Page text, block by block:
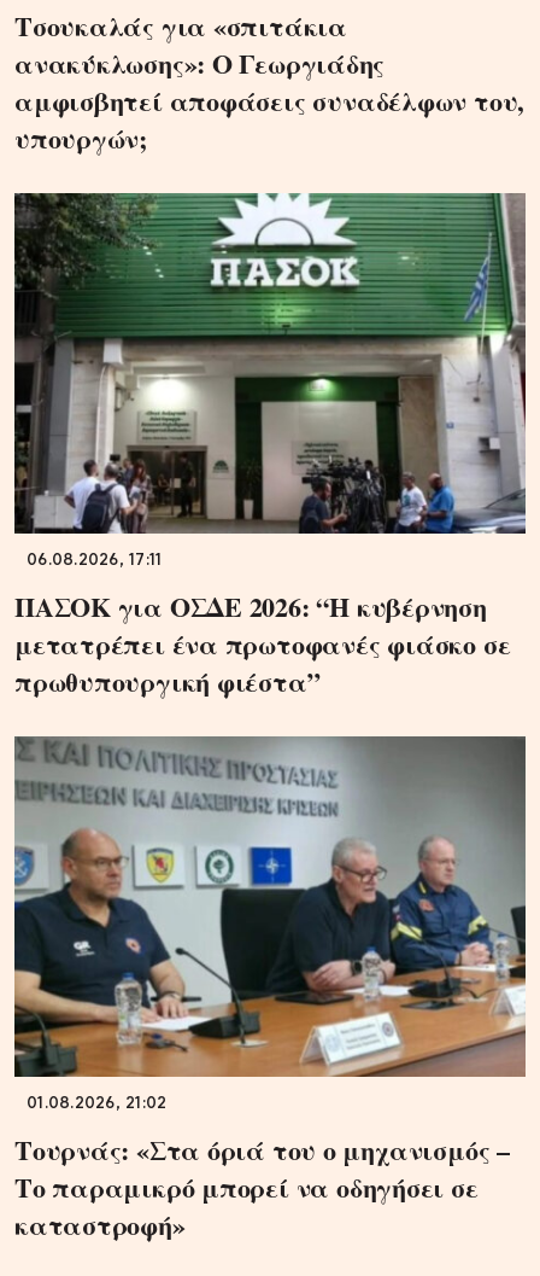
Τσουκαλάς για «σπιτάκια
ανακύκλωσης»: Ο Γεωργιάδης
αμφισβητεί αποφάσεις συναδέλφων του,
υπουργών;
06.08.2026, 17:11
ΠΑΣΟΚ για ΟΣΔΕ 2026: “Η κυβέρνηση
μετατρέπει ένα πρωτοφανές φιάσκο σε
πρωθυπουργική φιέστα”
01.08.2026, 21:02
Τουρνάς: «Στα όριά του ο μηχανισμός –
Το παραμικρό μπορεί να οδηγήσει σε
καταστροφή»